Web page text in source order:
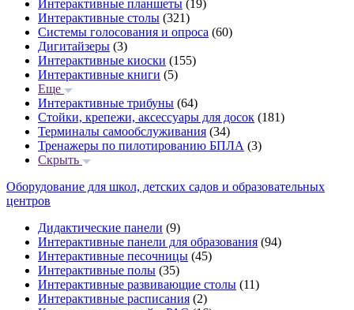
Интерактивные планшеты (19)
Интерактивные столы (321)
Системы голосования и опроса (60)
Дигитайзеры (3)
Интерактивные киоски (155)
Интерактивные книги (5)
Еще
Интерактивные трибуны (64)
Стойки, крепежи, аксессуары для досок (181)
Терминалы самообслуживания (34)
Тренажеры по пилотированию БПЛА (3)
Скрыть
Оборудование для школ, детских садов и образовательных
центров
Дидактические панели (9)
Интерактивные панели для образования (94)
Интерактивные песочницы (45)
Интерактивные полы (35)
Интерактивные развивающие столы (11)
Интерактивные расписания (2)